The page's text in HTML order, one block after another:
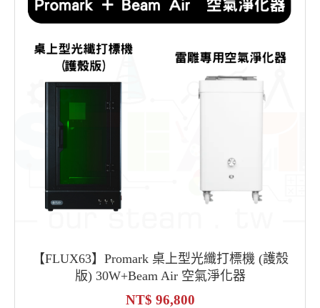
【FLUX63】Promark 桌上型光纖打標機 (護殼
版) 30W+Beam Air 空氣淨化器
96,800